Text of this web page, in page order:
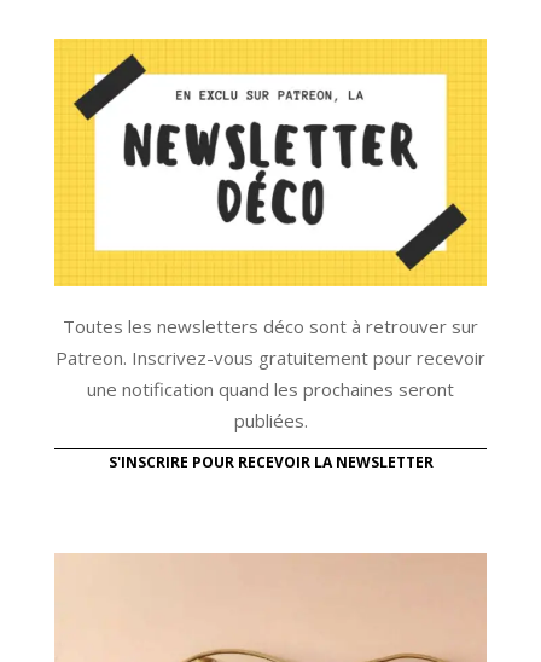
Toutes les newsletters déco sont à retrouver sur
Patreon. Inscrivez-vous gratuitement pour recevoir
une notification quand les prochaines seront
publiées.
S'INSCRIRE POUR RECEVOIR LA NEWSLETTER